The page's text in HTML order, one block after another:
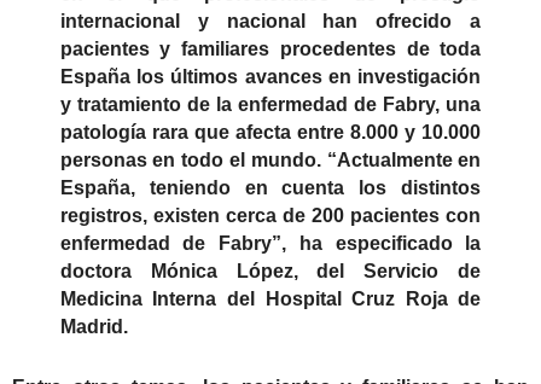
internacional y nacional han ofrecido a
pacientes y familiares procedentes de toda
España los últimos avances en investigación
y tratamiento de la enfermedad de Fabry, una
patología rara que afecta entre 8.000 y 10.000
personas en todo el mundo. “Actualmente en
España, teniendo en cuenta los distintos
registros, existen cerca de 200 pacientes con
enfermedad de Fabry”, ha especificado la
doctora Mónica López, del Servicio de
Medicina Interna del Hospital Cruz Roja de
Madrid.